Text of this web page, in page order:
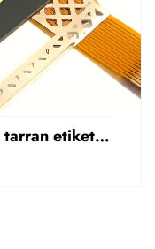
Mattapintainen etupaneelin tarran etiketti, reikäinen sumea, 0,25 mm paksuinen polycarbonaatti-/PVC-tarran etiketti